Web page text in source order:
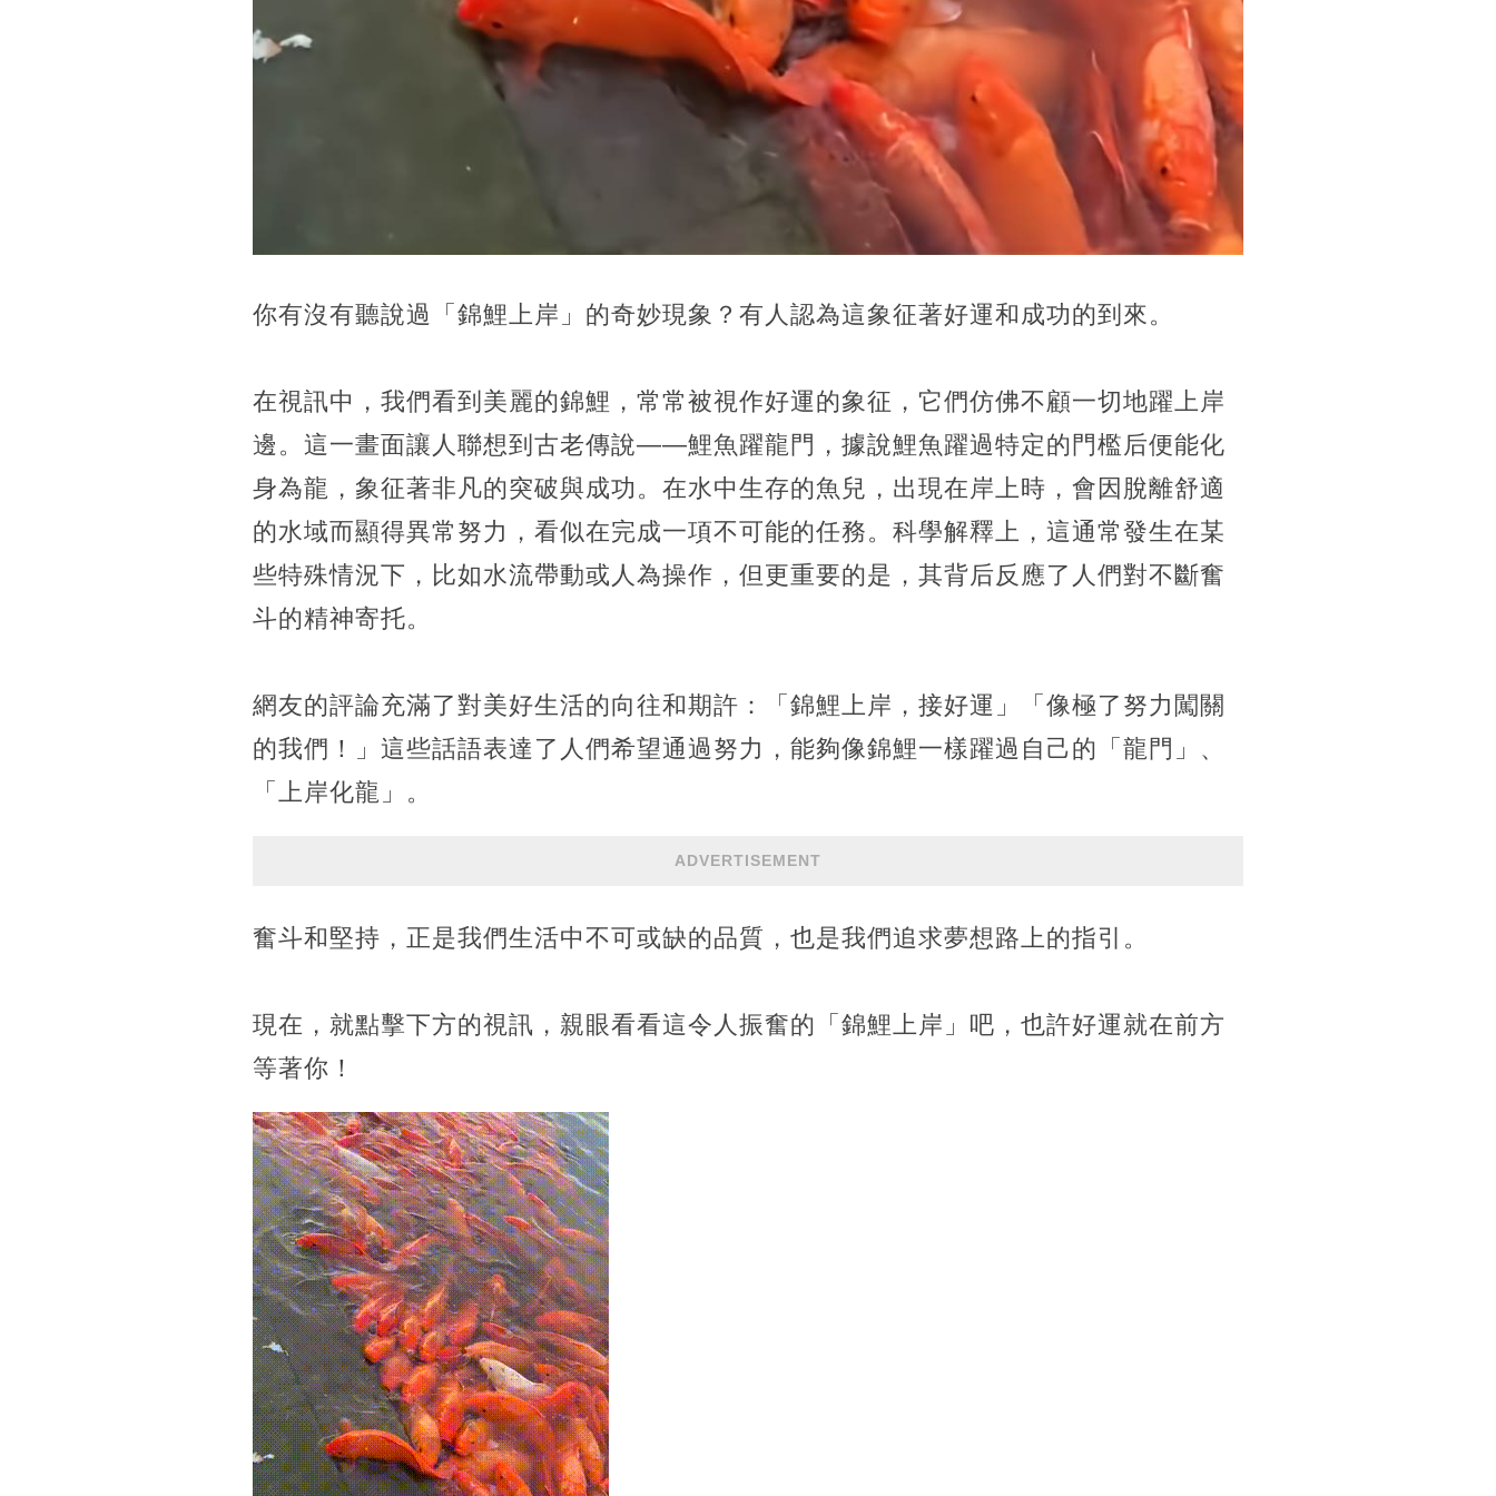
你有沒有聽說過「錦鯉上岸」的奇妙現象？有人認為這象征著好運和成功的到來。
在視訊中，我們看到美麗的錦鯉，常常被視作好運的象征，它們仿佛不顧一切地躍上岸
邊。這一畫面讓人聯想到古老傳說——鯉魚躍龍門，據說鯉魚躍過特定的門檻后便能化
身為龍，象征著非凡的突破與成功。在水中生存的魚兒，出現在岸上時，會因脫離舒適
的水域而顯得異常努力，看似在完成一項不可能的任務。科學解釋上，這通常發生在某
些特殊情況下，比如水流帶動或人為操作，但更重要的是，其背后反應了人們對不斷奮
斗的精神寄托。
網友的評論充滿了對美好生活的向往和期許：「錦鯉上岸，接好運」「像極了努力闖關
的我們！」這些話語表達了人們希望通過努力，能夠像錦鯉一樣躍過自己的「龍門」、
「上岸化龍」。
ADVERTISEMENT
奮斗和堅持，正是我們生活中不可或缺的品質，也是我們追求夢想路上的指引。
現在，就點擊下方的視訊，親眼看看這令人振奮的「錦鯉上岸」吧，也許好運就在前方
等著你！